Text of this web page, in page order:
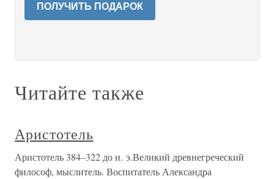
ПОЛУЧИТЬ ПОДАРОК
Читайте также
Аристотель
Аристотель 384–322 до н. э.Великий древнегреческий
философ, мыслитель. Воспитатель Александра